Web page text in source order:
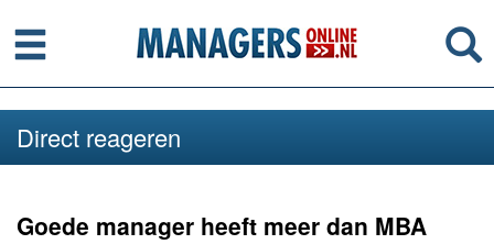
Menu
Direct reageren
Goede manager heeft meer dan MBA